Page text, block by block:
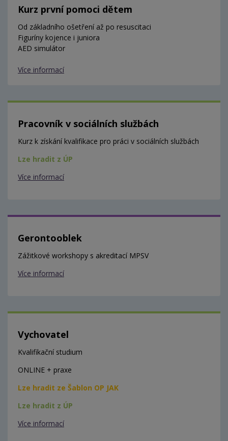
Kurz první pomoci dětem
Od základního ošetření až po resuscitaci
Figuríny kojence i juniora
AED simulátor
Více informací
Pracovník v sociálních službách
Kurz k získání kvalifikace pro práci v sociálních službách
Lze hradit z ÚP
Více informací
Gerontooblek
Zážitkové workshopy s akreditací MPSV
Více informací
Vychovatel
Kvalifikační studium
ONLINE + praxe
Lze hradit ze Šablon OP JAK
Lze hradit z ÚP
Více informací